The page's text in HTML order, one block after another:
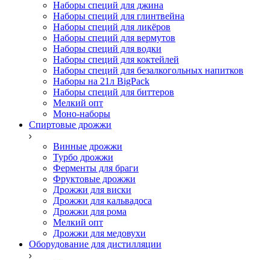
Наборы специй для джина
Наборы специй для глинтвейна
Наборы специй для ликёров
Наборы специй для вермутов
Наборы специй для водки
Наборы специй для коктейлей
Наборы специй для безалкогольных напитков
Наборы на 21л BigPack
Наборы специй для биттеров
Мелкий опт
Моно-наборы
Спиртовые дрожжи
Винные дрожжи
Турбо дрожжи
Ферменты для браги
Фруктовые дрожжи
Дрожжи для виски
Дрожжи для кальвадоса
Дрожжи для рома
Мелкий опт
Дрожжи для медовухи
Оборудование для дистилляции